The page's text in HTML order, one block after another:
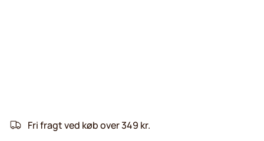
Fri fragt ved køb over 349 kr.